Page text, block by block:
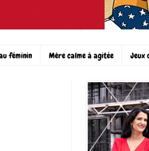
féminin Mère calme à agitée Jeux